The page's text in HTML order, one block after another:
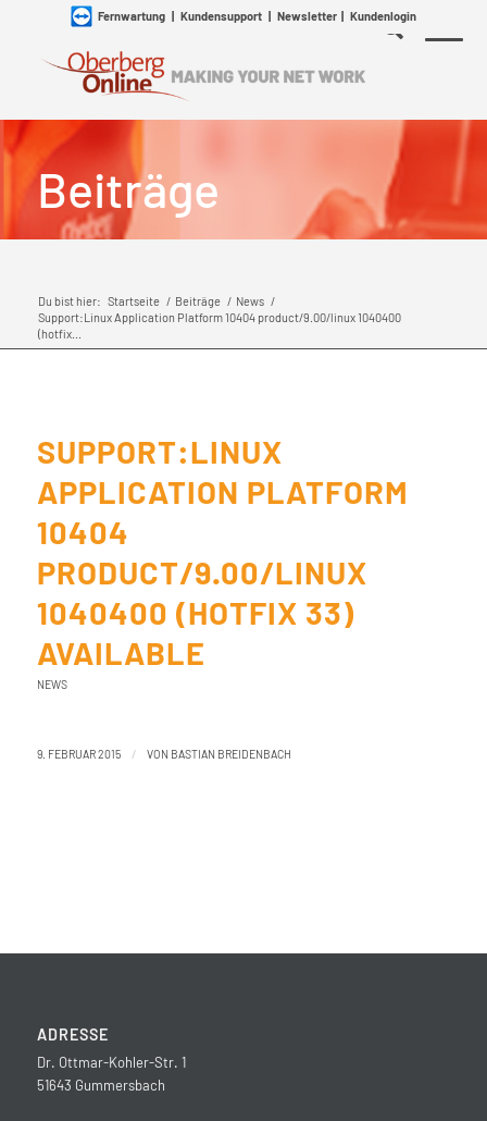
Fernwartung| Kundensupport| Newsletter| Kundenlogin
Beiträge
Du bist hier: Startseite / Beiträge / News /
Support:Linux Application Platform 10404 product/9.00/linux 1040400
(hotfix...
SUPPORT:LINUX
APPLICATION PLATFORM
10404
PRODUCT/9.00/LINUX
1040400 (HOTFIX 33)
AVAILABLE
NEWS
9. FEBRUAR 2015 / VON BASTIAN BREIDENBACH
ADRESSE
Dr. Ottmar-Kohler-Str. 1
51643 Gummersbach